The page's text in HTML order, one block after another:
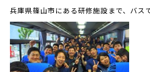
兵庫県篠山市にある研修施設まで、バス